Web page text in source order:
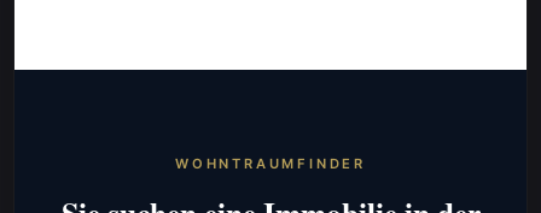
WOHNTRAUMFINDER